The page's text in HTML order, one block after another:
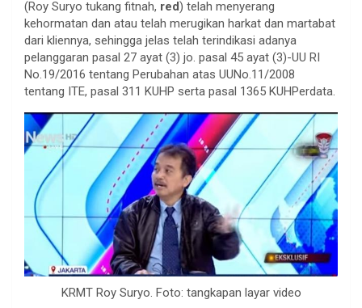
(Roy Suryo tukang fitnah, red) telah menyerang
kehormatan dan atau telah merugikan harkat dan martabat
dari kliennya, sehingga jelas telah terindikasi adanya
pelanggaran pasal 27 ayat (3) jo. pasal 45 ayat (3)-UU RI
No.19/2016 tentang Perubahan atas UUNo.11/2008
tentang ITE, pasal 311 KUHP serta pasal 1365 KUHPerdata.
KRMT Roy Suryo. Foto: tangkapan layar video